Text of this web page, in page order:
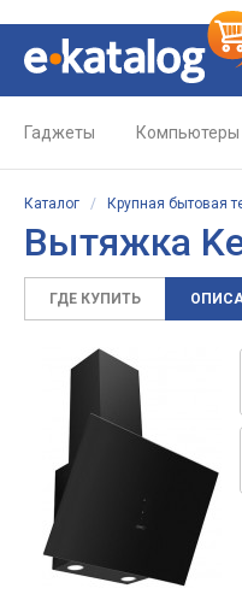
Гаджеты Компьютеры
Каталог / Крупная бытовая
Вытяжка
ГДЕ КУПИТЬ